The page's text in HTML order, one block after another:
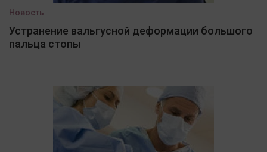
Новость
Устранение вальгусной деформации большого
пальца стопы